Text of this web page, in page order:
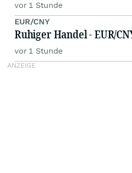
vor 1 Stunde
EUR/CNY
Ruhiger Handel - EUR/
vor 1 Stunde